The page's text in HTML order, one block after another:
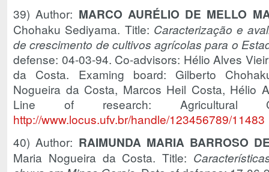
39) Author: MARCO AURÉLIO DE MELLO
Chohaku Sediyama. Title: Caracterização e
de crescimento de cultivos agrícolas para o
defense: 04-03-94. Co-advisors: Hélio Alves
da Costa. Examing board: Gilberto
Nogueira da Costa, Marcos Heil Costa, Hélio
Line of research: Agricultural
http://www.locus.ufv.br/handle/123456789/11483
40) Author: RAIMUNDA MARIA BARROSO
Maria Nogueira da Costa. Title: